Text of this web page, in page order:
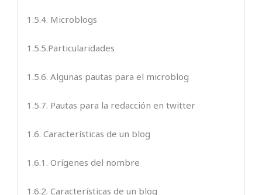
1.5.4. Microblogs
1.5.5.Particularidades
1.5.6. Algunas pautas para el microblog
1.5.7. Pautas para la redacción en twitter
1.6. Características de un blog
1.6.1. Orígenes del nombre
1.6.2. Características de un blog